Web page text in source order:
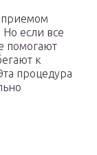
приемом
если все
помогают
к
процедура